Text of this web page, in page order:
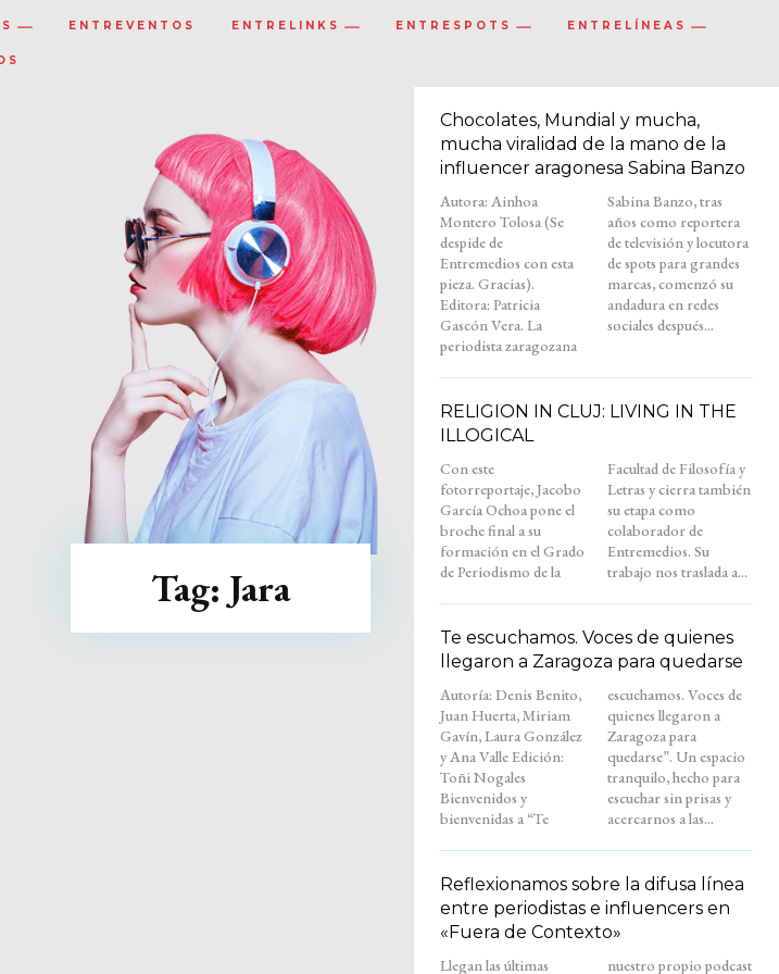
ENTREVENTOS ENTRELINKS ENTRESPOTS ENTRELÍNEAS
Tag: Jara
Chocolates, Mundial y mucha,
mucha viralidad de la mano de la
influencer aragonesa Sabina Banzo
Autora: Ainhoa
Montero Tolosa (Se
despide de
Entremedios con esta
pieza. Gracias).
Editora: Patricia
Gascón Vera. La
periodista zaragozana
Sabina Banzo, tras
años como reportera
de televisión y locutora
de spots para grandes
marcas, comenzó su
andadura en redes
sociales después...
RELIGION IN CLUJ: LIVING IN THE
ILLOGICAL
Con este
fotorreportaje, Jacobo
García Ochoa pone el
broche final a su
formación en el Grado
de Periodismo de la
Facultad de Filosofía y
Letras y cierra también
su etapa como
colaborador de
Entremedios. Su
trabajo nos traslada a...
Te escuchamos. Voces de quienes
llegaron a Zaragoza para quedarse
Autoría: Denis Benito,
Juan Huerta, Miriam
Gavín, Laura González
y Ana Valle Edición:
Toñi Nogales
Bienvenidos y
bienvenidas a “Te
escuchamos. Voces de
quienes llegaron a
Zaragoza para
quedarse”. Un espacio
tranquilo, hecho para
escuchar sin prisas y
acercarnos a las...
Reflexionamos sobre la difusa línea
entre periodistas e influencers en
«Fuera de Contexto»
Llegan las últimas
nuestro propio podcast